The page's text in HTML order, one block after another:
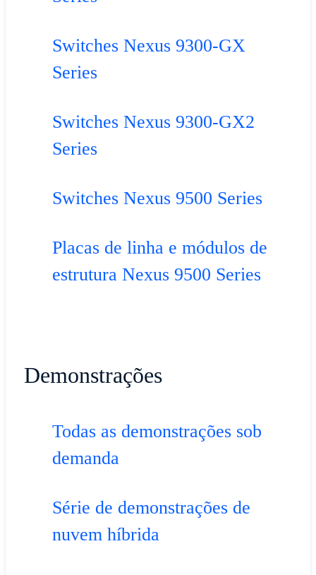
Switches Nexus 9300-GX
Series
Switches Nexus 9300-GX2
Series
Switches Nexus 9500 Series
Placas de linha e módulos de
estrutura Nexus 9500 Series
Demonstrações
Todas as demonstrações sob
demanda
Série de demonstrações de
nuvem híbrida